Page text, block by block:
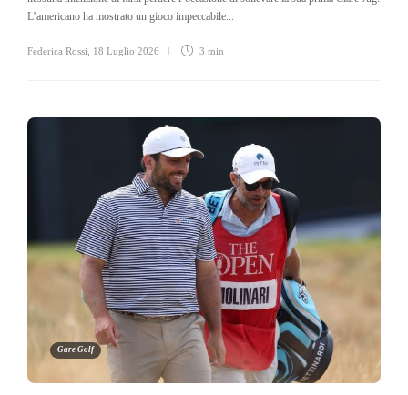
L’americano ha mostrato un gioco impeccabile...
Federica Rossi, 18 Luglio 2026 3 min
Gare Golf